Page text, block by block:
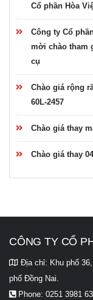
Cổ phần Hòa
Công ty Cổ
mời chào tham
cụ
Chào giá rộng
60L-2457
Chào giá thay
Chào giá thay
CÔNG TY CỔ
Địa chỉ: Khu phố
phố Đồng Nai.
Phone: 0251 3981